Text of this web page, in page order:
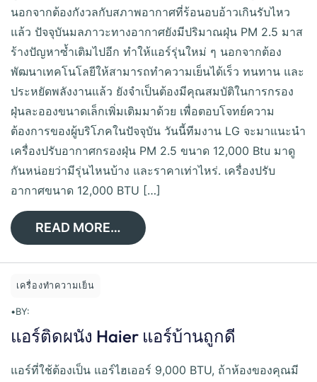
นอกจากต้องกังวลกับสภาพอากาศที่ร้อนอบอ้าวเกินรับไหว
แล้ว ปัจจุบันมลภาวะทางอากาศยังมีปริมาณฝุ่น PM 2.5 มาส
ร้างปัญหาซ้ำเติมไปอีก ทำให้แอร์รุ่นใหม่ ๆ นอกจากต้อง
พัฒนาเทคโนโลยีให้สามารถทำความเย็นได้เร็ว ทนทาน และ
ประหยัดพลังงานแล้ว ยังจำเป็นต้องมีคุณสมบัติในการกรอง
ฝุ่นละอองขนาดเล็กเพิ่มเติมมาด้วย เพื่อตอบโจทย์ความ
ต้องการของผู้บริโภคในปัจจุบัน วันนี้ทีมงาน LG จะมาแนะนำ
เครื่องปรับอากาศกรองฝุ่น PM 2.5 ขนาด 12,000 Btu มาดู
กันหน่อยว่ามีรุ่นไหนบ้าง และราคาเท่าไหร่. เครื่องปรับ
อากาศขนาด 12,000 BTU […]
READ MORE…
เครื่องทำความเย็น
•BY:
แอร์ติดผนัง Haier แอร์บ้านถูกดี
แอร์ที่ใช้ต้องเป็น แอร์ไฮเออร์ 9,000 BTU, ถ้าห้องของคุณมี